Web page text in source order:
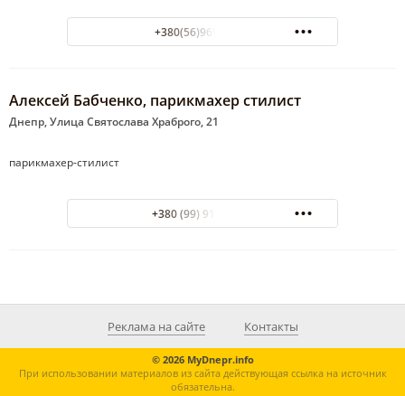
+380(56)969-04-88
Алексей Бабченко, парикмахер стилист
Днепр, Улица Святослава Храброго, 21
парикмахер-стилист
+380 (99) 913-65-30
Реклама на сайте Контакты
© 2026 MyDnepr.info
При использовании материалов из сайта действующая ссылка на источник
обязательна.